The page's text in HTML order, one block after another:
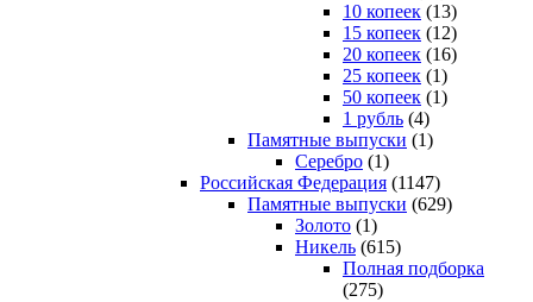
10 копеек (13)
15 копеек (12)
20 копеек (16)
25 копеек (1)
50 копеек (1)
1 рубль (4)
Памятные выпуски (1)
Серебро (1)
Российская Федерация (1147)
Памятные выпуски (629)
Золото (1)
Никель (615)
Полная подборка
(275)